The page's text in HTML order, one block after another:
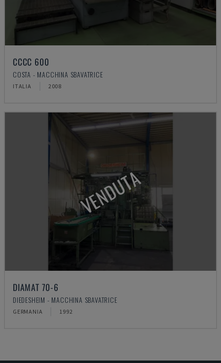
CCCC 600
COSTA - MACCHINA SBAVATRICE
ITALIA 2008
VENDUTA
DIAMAT 70-6
DIEDESHEIM - MACCHINA SBAVATRICE
GERMANIA 1992